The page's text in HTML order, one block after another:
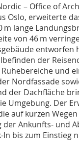
– Office of
Oslo, erweiterte
m lange
von 46 m
entworfen
der
und
Nordfassade
der Dachfläche
Umgebung. Der
auf kurzen
der Ankunfts- und
In bis zum Einstieg